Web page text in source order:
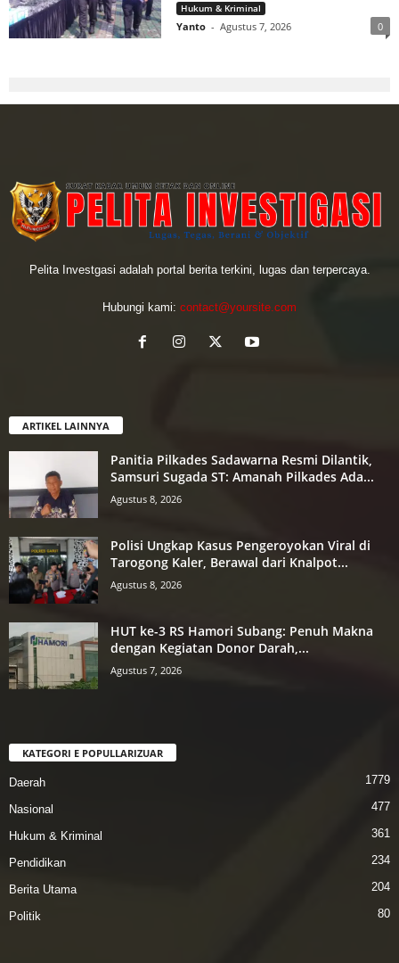
Hukum & Kriminal
Yanto - Agustus 7, 2026 0
Pelita Investgasi adalah portal berita terkini, lugas dan terpercaya.
Hubungi kami: contact@yoursite.com
ARTIKEL LAINNYA
Panitia Pilkades Sadawarna Resmi Dilantik,
Samsuri Sugada ST: Amanah Pilkades Ada...
Agustus 8, 2026
Polisi Ungkap Kasus Pengeroyokan Viral di
Tarogong Kaler, Berawal dari Knalpot...
Agustus 8, 2026
HUT ke-3 RS Hamori Subang: Penuh Makna
dengan Kegiatan Donor Darah,...
Agustus 7, 2026
KATEGORI E POPULLARIZUAR
Daerah 1779
Nasional 477
Hukum & Kriminal 361
Pendidikan 234
Berita Utama 204
Politik 80